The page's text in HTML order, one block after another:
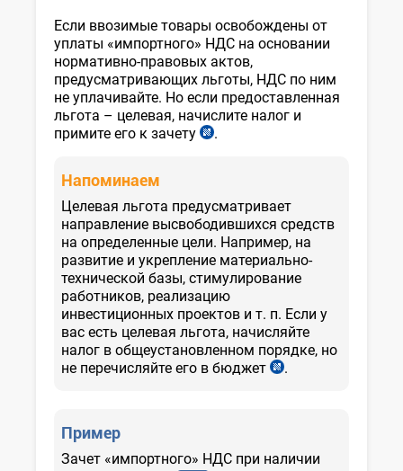
Если ввозимые товары освобождены от
уплаты «импортного» НДС на основании
нормативно-правовых актов,
предусматривающих льготы, НДС по ним
не уплачивайте. Но если предоставленная
льгота – целевая, начислите налог и
примите его к зачету
.
Напоминаем
Целевая льгота предусматривает
направление высвободившихся средств
на определенные цели. Например, на
развитие и укрепление материально-
технической базы, стимулирование
работников, реализацию
инвестиционных проектов и т. п. Если у
вас есть целевая льгота, начисляйте
налог в общеустановленном порядке, но
не перечисляйте его в бюджет
МЮ
.
Пример
Зачет «импортного» НДС при наличии